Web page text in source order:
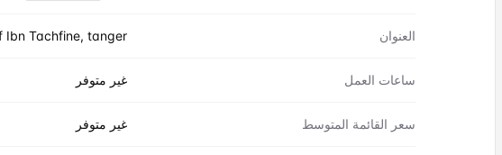
العنوان Ibn Tachfine, tanger
ساعات العمل غير متوفر
سعر القائمة المتوسط غير متوفر